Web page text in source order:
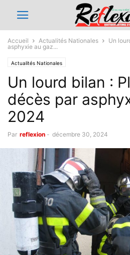
Accueil Actualités Nationales
Un
asphyxie au gaz...
Actualités Nationales
Un lourd bilan :
décès par
2024
Par reflexion - décembre 30, 2024